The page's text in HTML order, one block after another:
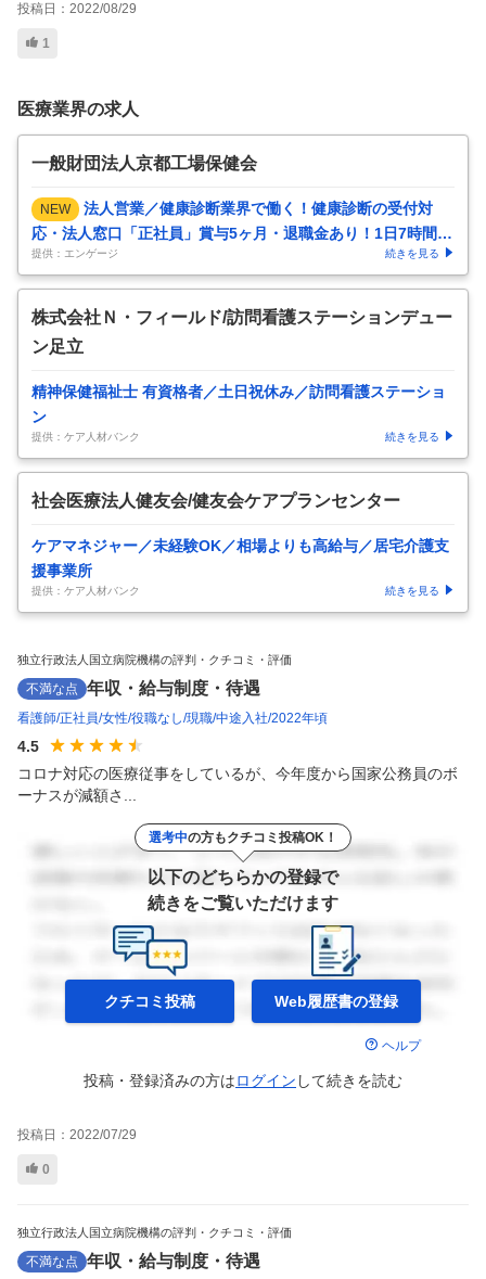
投稿日： 2022/08/29
1
医療業界の求人
一般財団法人京都工場保健会
NEW
法人営業／健康診断業界で働く！健康診断の受付対
応・法人窓口「正社員」賞与5ヶ月・退職金あり！1日7時間勤
務！
提供：エンゲージ 続きを見る
株式会社Ｎ・フィールド/訪問看護ステーションデュー
ン足立
精神保健福祉士 有資格者／土日祝休み／訪問看護ステーショ
ン
提供：ケア人材バンク 続きを見る
社会医療法人健友会/健友会ケアプランセンター
ケアマネジャー／未経験OK／相場よりも高給与／居宅介護支
援事業所
提供：ケア人材バンク 続きを見る
独立行政法人国立病院機構の評判・クチコミ・評価
不満な点 年収・給与制度・待遇
看護師 正社員 女性 役職なし 現職 中途入社 2022年頃
4.5
コロナ対応の医療従事をしているが、今年度から国家公務員のボ
ーナスが減額さ...
選考中の方もクチコミ投稿OK！
以下のどちらかの登録で
続きをご覧いただけます
クチコミ投稿 Web履歴書の登録
ヘルプ
投稿・登録済みの方はログイン して続きを読む
投稿日： 2022/07/29
0
独立行政法人国立病院機構の評判・クチコミ・評価
不満な点 年収・給与制度・待遇